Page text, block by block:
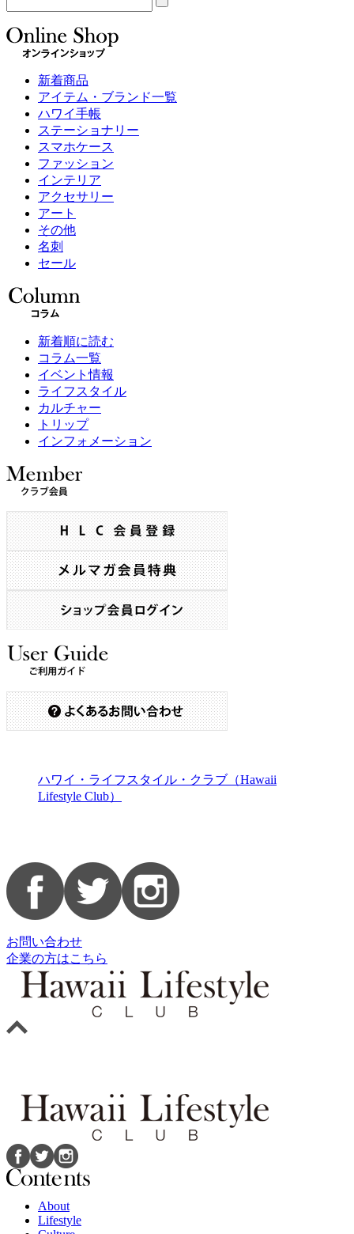
新着商品
アイテム・ブランド一覧
ハワイ手帳
ステーショナリー
スマホケース
ファッション
インテリア
アクセサリー
アート
その他
名刺
セール
新着順に読む
コラム一覧
イベント情報
ライフスタイル
カルチャー
トリップ
インフォメーション
ハワイ・ライフスタイル・クラブ（Hawaii
Lifestyle Club）
お問い合わせ
企業の方はこちら
About
Lifestyle